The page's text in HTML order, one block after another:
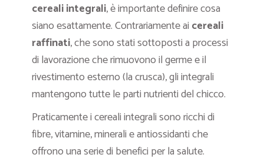
cereali integrali, è importante definire cosa
siano esattamente. Contrariamente ai cereali
raffinati, che sono stati sottoposti a processi
di lavorazione che rimuovono il germe e il
rivestimento esterno (la crusca), gli integrali
mantengono tutte le parti nutrienti del chicco.
Praticamente i cereali integrali sono ricchi di
fibre, vitamine, minerali e antiossidanti che
offrono una serie di benefici per la salute.